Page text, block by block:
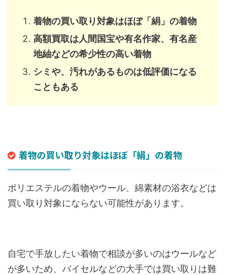
着物の買い取り対象はほぼ「絹」の着物
高額買取は人間国宝や有名作家、有名産
地紬などの希少性の高い着物
シミや、汚れがあるものは低評価になる
こともある
着物の買い取り対象はほぼ「絹」の着物
ポリエステルの着物やウール、綿素材の浴衣などは
買い取り対象にならない可能性があります。
自宅で手放したい着物で相談が多いのはウールなど
が多いため、バイセルなどの大手では買い取りは難